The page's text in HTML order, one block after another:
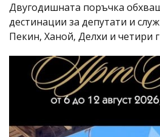
Двугодишната поръчка
дестинации за депутати и
Пекин, Ханой, Делхи и четири